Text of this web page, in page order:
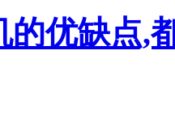
的优缺点,